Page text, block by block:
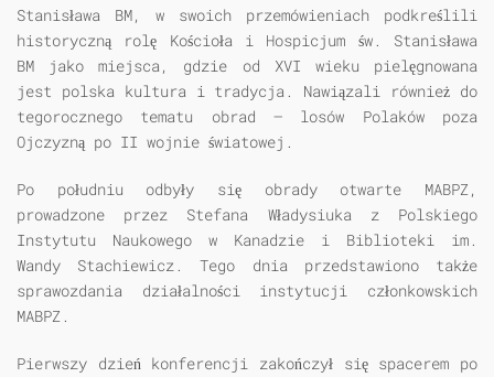
Stanisława BM, w swoich przemówieniach podkreślili
historyczną rolę Kościoła i Hospicjum św. Stanisława
BM jako miejsca, gdzie od XVI wieku pielęgnowana
jest polska kultura i tradycja. Nawiązali również do
tegorocznego tematu obrad – losów Polaków poza
Ojczyzną po II wojnie światowej.
Po południu odbyły się obrady otwarte MABPZ,
prowadzone przez Stefana Władysiuka z Polskiego
Instytutu Naukowego w Kanadzie i Biblioteki im.
Wandy Stachiewicz. Tego dnia przedstawiono także
sprawozdania działalności instytucji członkowskich
MABPZ.
Pierwszy dzień konferencji zakończył się spacerem po